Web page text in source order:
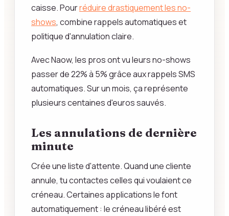
caisse. Pourréduire drastiquement les no-
shows, combine rappels automatiques et
politique d'annulation claire.
Avec Naow, les pros ont vu leurs no-shows
passer de 22% à 5% grâce aux rappels SMS
automatiques. Sur un mois, ça représente
plusieurs centaines d'euros sauvés.
Les annulations de dernière
minute
Crée une liste d'attente. Quand une cliente
annule, tu contactes celles qui voulaient ce
créneau. Certaines applications le font
automatiquement : le créneau libéré est